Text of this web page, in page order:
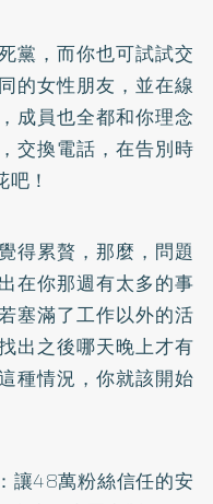
黨，而你也可試試交
的女性朋友，並在線
成員也全都和你理念
交換電話，在告別時
！
得累贅，那麼，問題
在你那週有太多的事
塞滿了工作以外的活
出之後哪天晚上才有
種情況，你就該開始
讓48萬粉絲信任的安